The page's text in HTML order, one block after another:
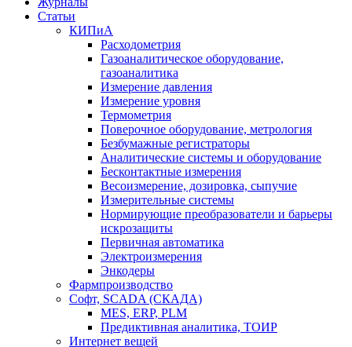
Статьи
КИПиА
Расходометрия
Газоаналитическое оборудование,
газоаналитика
Измерение давления
Измерение уровня
Термометрия
Поверочное оборудование, метрология
Безбумажные регистраторы
Аналитические системы и оборудование
Бесконтактные измерения
Весоизмерение, дозировка, сыпучие
Измерительные системы
Нормирующие преобразователи и барьеры
искрозащиты
Первичная автоматика
Электроизмерения
Энкодеры
Фармпроизводство
Софт, SCADA (СКАДА)
MES, ERP, PLM
Предиктивная аналитика, ТОИР
Интернет вещей